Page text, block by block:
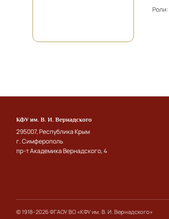
Роли:
КФУ им. В. И. Вернадского
295007, Республика Крым
г. Симферополь
пр-т Академика Вернадского, 4
© 1918–2026 ФГАОУ ВО «КФУ им. В. И. Вернадского»